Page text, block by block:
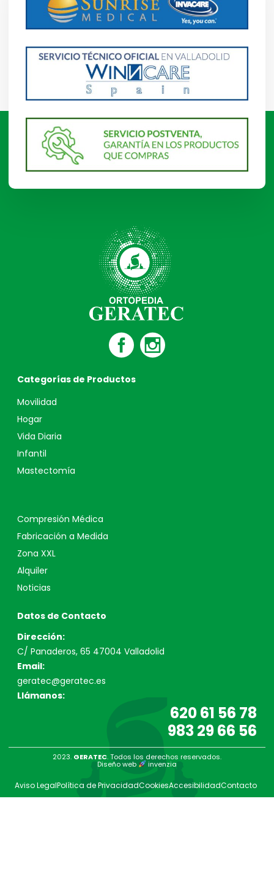
Categorías de Productos
Movilidad
Hogar
Vida Diaria
Infantil
Mastectomía
Compresión Médica
Fabricación a Medida
Zona XXL
Alquiler
Noticias
Datos de Contacto
Dirección:
C/ Panaderos, 65 47004 Valladolid
Email:
geratec@geratec.es
Llámanos:
620 61 56 78
983 29 66 56
2023. GERATEC. Todos los derechos reservados.
Diseño web invenzia
Aviso LegalPolítica de PrivacidadCookiesAccesibilidadContacto